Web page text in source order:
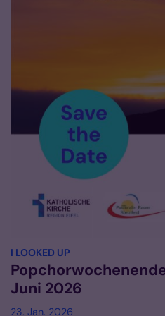
I LOOKED UP
Juni 2026
23. Jan. 2026